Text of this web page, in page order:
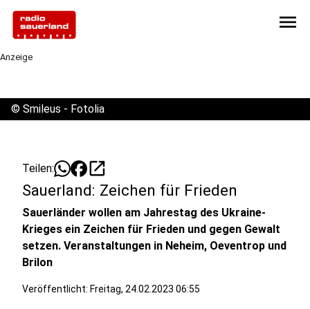
menu
Anzeige
© Smileus - Fotolia
Teilen: open_in_new
Sauerland: Zeichen für Frieden
Sauerländer wollen am Jahrestag des Ukraine-
Krieges ein Zeichen für Frieden und gegen Gewalt
setzen. Veranstaltungen in Neheim, Oeventrop und
Brilon
Veröffentlicht: Freitag, 24.02.2023 06:55